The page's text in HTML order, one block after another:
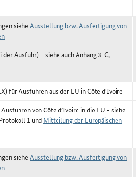
sieheAusstellung bzw. Ausfertigung von
der Ausfuhr) – siehe auch Anhang 3-C,
für Ausfuhren aus der EU in Côte d'Ivoire
von Côte d’Ivoire in die EU - siehe
1 undMitteilung der Europäischen
sieheAusstellung bzw. Ausfertigung von